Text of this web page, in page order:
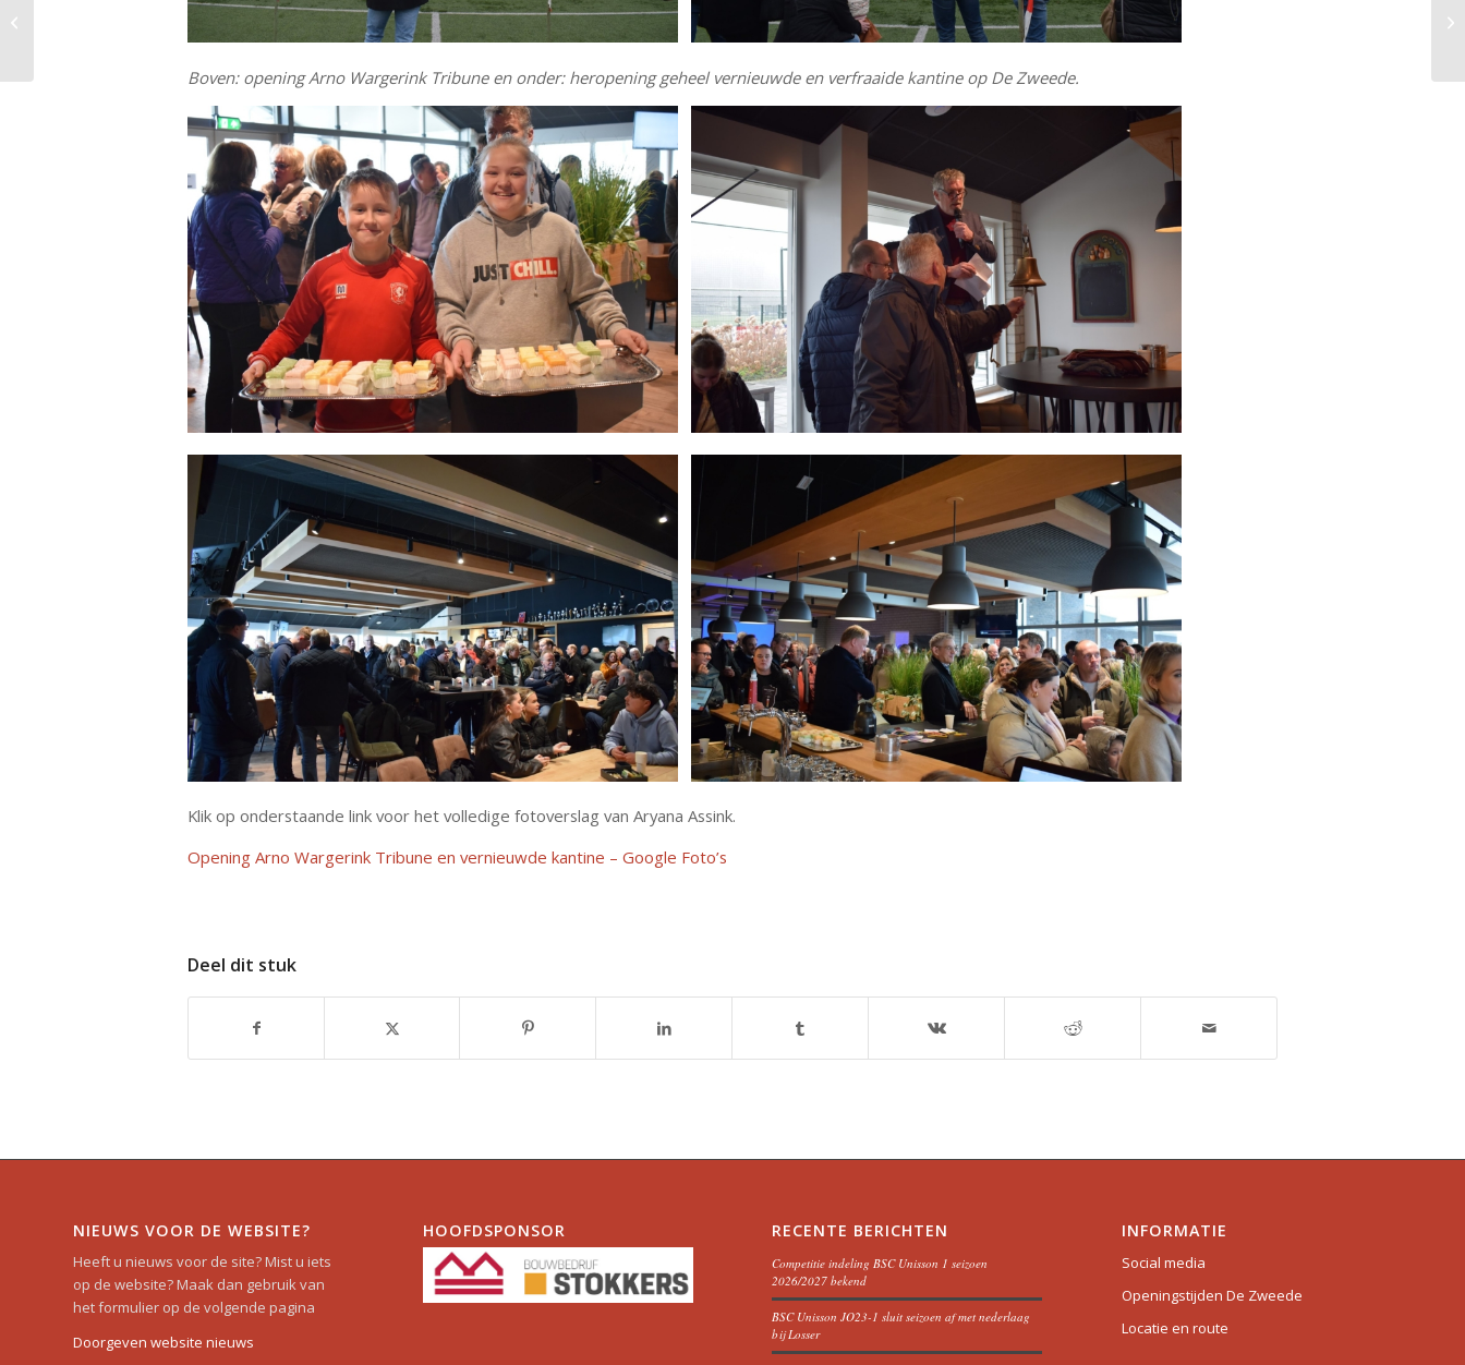
Boven: opening Arno Wargerink Tribune en onder: heropening geheel vernieuwde en verfraaide kantine op De Zweede.
Klik op onderstaande link voor het volledige fotoverslag van Aryana Assink.
Opening Arno Wargerink Tribune en vernieuwde kantine – Google Foto’s
Deel dit stuk
NIEUWS VOOR DE WEBSITE?
Heeft u nieuws voor de site? Mist u iets
op de website? Maak dan gebruik van
het formulier op de volgende pagina
Doorgeven website nieuws
HOOFDSPONSOR RECENTE BERICHTEN
Competitie indeling BSC Unisson 1 seizoen
2026/2027 bekend
BSC Unisson JO23-1 sluit seizoen af met nederlaag
bij Losser
INFORMATIE
Social media
Openingstijden De Zweede
Locatie en route